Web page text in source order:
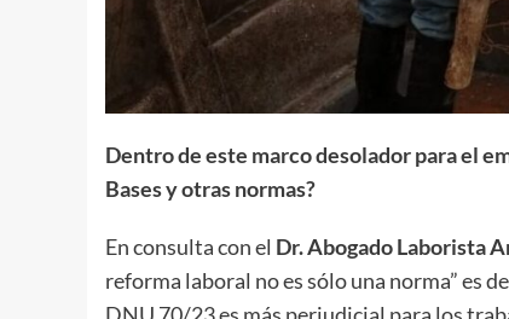
Dentro de este marco desolador para el
Bases y otras normas?
En consulta con el Dr. Abogado Laborista
reforma laboral no es sólo una norma” es